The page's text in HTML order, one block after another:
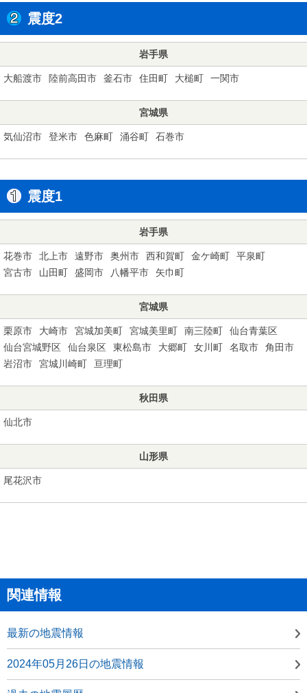
震度2
岩手県
大船渡市 陸前高田市 釜石市 住田町 大槌町 一関市
宮城県
気仙沼市 登米市 色麻町 涌谷町 石巻市
震度1
岩手県
花巻市 北上市 遠野市 奥州市 西和賀町 金ケ崎町
平泉町
宮古市
山田町 盛岡市 八幡平市 矢巾町
宮城県
栗原市 大崎市 宮城加美町 宮城美里町 南三陸町
仙台青葉区
仙台宮城野区
仙台泉区 東松島市 大郷町 女川町 名取市
角田市
岩沼市
宮城川崎町 亘理町
秋田県
仙北市
山形県
尾花沢市
関連情報
最新の地震情報
2024年05月26日の地震情報